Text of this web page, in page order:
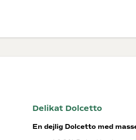
Delikat Dolcetto
En dejlig Dolcetto med